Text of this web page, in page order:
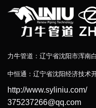
力牛管道：辽宁省沈阳市浑南
中恒通：辽宁省沈阳经济技术
http://www.syliniu.com/
375237266@qq.com